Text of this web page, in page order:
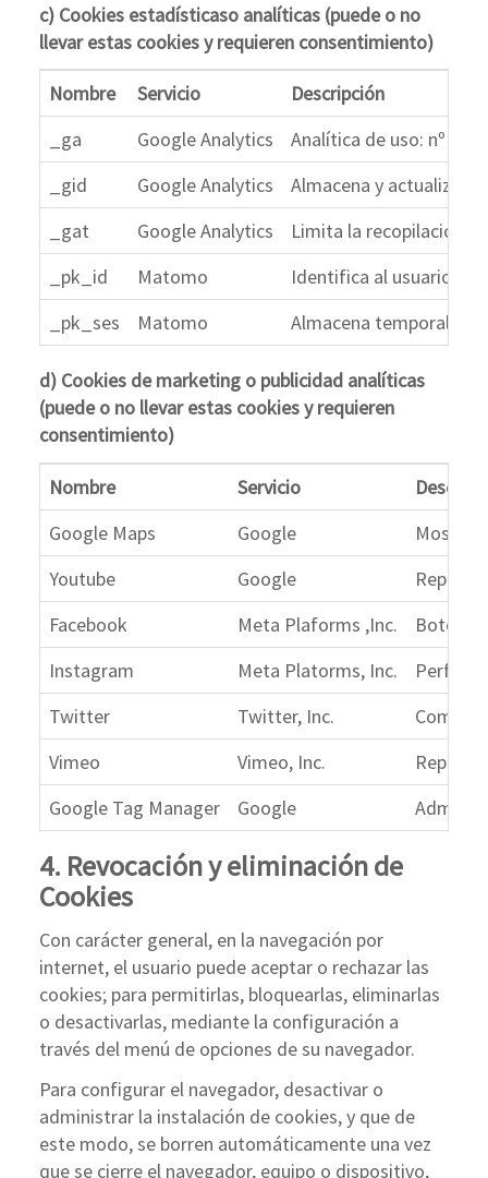
c) Cookies estadísticaso analíticas (puede o no
llevar estas cookies y requieren consentimiento)
Nombre Servicio
Descripción
_ga
Google Analytics
Analítica de uso: nº
_gid
Google Analytics
Almacena y actualiza
_gat
Google Analytics
Limita la recopilación
_pk_id
Matomo
Identifica al usuario
_pk_ses
Matomo Almacena
d) Cookies de marketing o publicidad analíticas
(puede o no llevar estas cookies y requieren
consentimiento)
Nombre Servicio
Google Maps
Google
Mostrar
Youtube
Google
Facebook
Meta Plaforms ,Inc.
Botón
Instagram
Meta Platorms, Inc.
Perfil
Twitter
Twitter, Inc.
Vimeo
Vimeo, Inc.
Google Tag Manager
Google
4. Revocación y eliminación de
Cookies
Con carácter general, en la navegación por
internet, el usuario puede aceptar o rechazar las
cookies; para permitirlas, bloquearlas, eliminarlas
o desactivarlas, mediante la configuración a
través del menú de opciones de su navegador.
Para configurar el navegador, desactivar o
administrar la instalación de cookies, y que de
este modo, se borren automáticamente una vez
que se cierre el navegador, equipo o dispositivo,